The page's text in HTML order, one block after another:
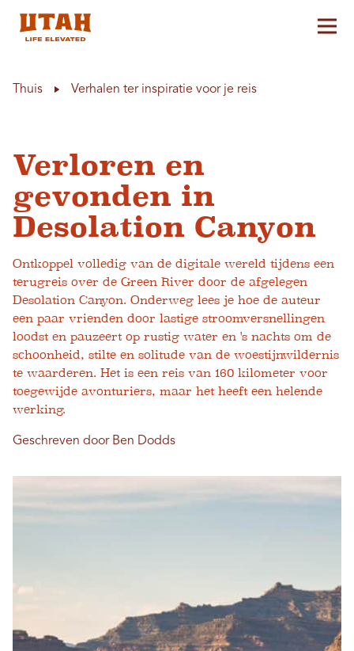
Thuis Verhalen ter inspiratie voor je reis
Verloren en
gevonden in
Desolation Canyon
Ontkoppel volledig van de digitale wereld tijdens een
terugreis over de Green River door de afgelegen
Desolation Canyon. Onderweg lees je hoe de auteur
een paar vrienden door lastige stroomversnellingen
loodst en pauzeert op rustig water en 's nachts om de
schoonheid, stilte en solitude van de woestijnwildernis
te waarderen. Het is een reis van 160 kilometer voor
toegewijde avonturiers, maar het heeft een helende
werking.
Geschreven door Ben Dodds